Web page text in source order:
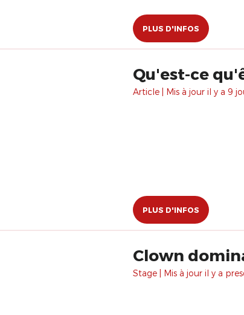
PLUS D'INFOS
Qu'est-ce
Article | Mis à jour il y a 9
PLUS D'INFOS
Clown
Stage | Mis à jour il y a